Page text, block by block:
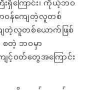
ြီးရှိကြောင်း၊ ကိုယ့်ဘဝ
ာဝန်ကျေတဲ့လူတစ်
ေတဲ့လူတစ်ယောက်ဖြစ်
စတဲ့ ဘဝမှာ
ျင့်ဝတ်တွေအကြောင်း